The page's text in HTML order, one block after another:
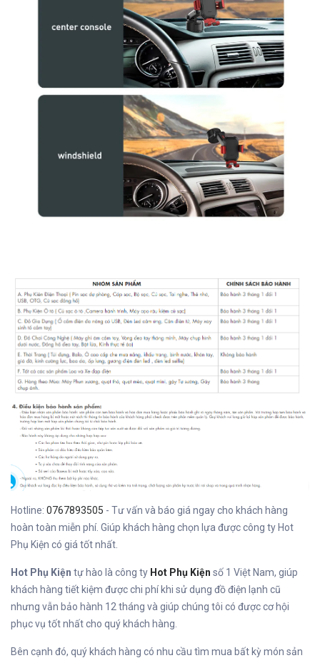
Hotline: 0767893505 - Tư vấn và báo giá ngay cho khách hàng
hoàn toàn miễn phí. Giúp khách hàng chọn lựa được công ty Hot
Phụ Kiện có giá tốt nhất.
Hot Phụ Kiện tự hào là công ty Hot Phụ Kiện số 1 Việt Nam, giúp
khách hàng tiết kiệm được chi phí khi sử dụng đồ điện lạnh cũ
nhưng vẫn bảo hành 12 tháng và giúp chúng tôi có được cơ hội
phục vụ tốt nhất cho quý khách hàng.
Bên cạnh đó, quý khách hàng có nhu cầu tìm mua bất kỳ món sản